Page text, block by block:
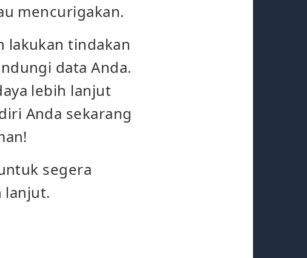
mencurigakan.
lakukan tindakan
data Anda.
lebih lanjut
Anda sekarang
segera
lanjut.